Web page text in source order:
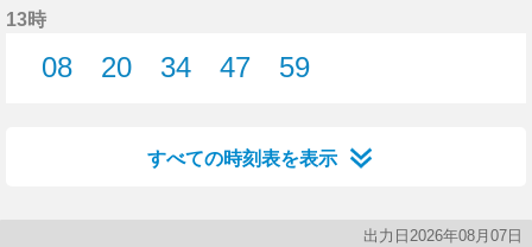
13時
08
20
34
47
59
すべての時刻表を表示
出力日2026年08月07日